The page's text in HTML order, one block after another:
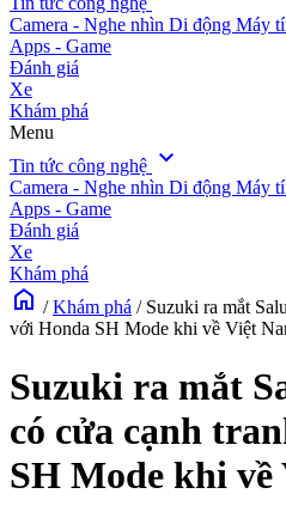
Camera - Nghe nhìn Di động Máy
Apps - Game
Đánh giá
Xe
Khám phá
Menu
Tin tức công nghệ expand_more
Camera - Nghe nhìn Di động Máy
Apps - Game
Đánh giá
Xe
Khám phá
home / Khám phá / Suzuki ra mắt
với Honda SH Mode khi về Việt
Suzuki ra mắt
có cửa cạnh
SH Mode khi về